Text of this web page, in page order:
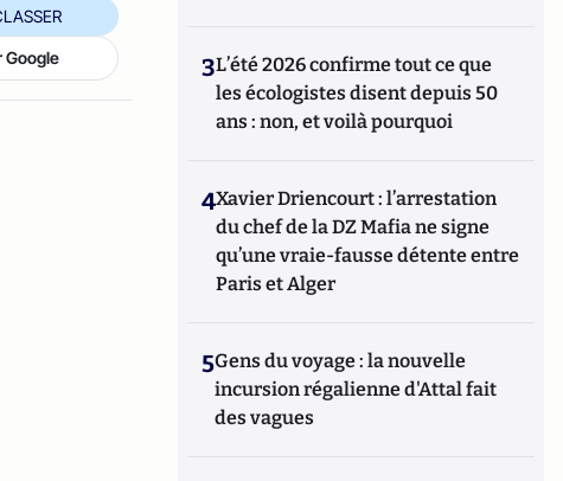
Google 3L’été 2026 confirme tout ce que
les écologistes disent depuis 50
ans : non, et voilà pourquoi
4Xavier Driencourt : l’arrestation
du chef de la DZ Mafia ne signe
qu’une vraie-fausse détente entre
Paris et Alger
5Gens du voyage : la nouvelle
incursion régalienne d'Attal fait
des vagues